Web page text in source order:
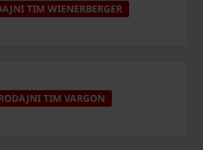
TIM WIENERBERGER
TIM VARGON